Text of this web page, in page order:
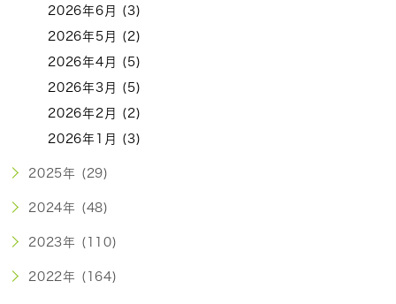
2026年6月 (3)
2026年5月 (2)
2026年4月 (5)
2026年3月 (5)
2026年2月 (2)
2026年1月 (3)
2025年 (29)
2024年 (48)
2023年 (110)
2022年 (164)